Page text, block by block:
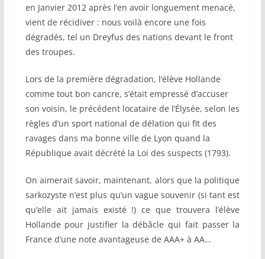
en Janvier 2012 après l’en avoir longuement menacé,
vient de récidiver : nous voilà encore une fois
dégradés, tel un Dreyfus des nations devant le front
des troupes.
Lors de la première dégradation, l’élève Hollande
comme tout bon cancre, s’était empressé d’accuser
son voisin, le précédent locataire de l’Élysée, selon les
règles d’un sport national de délation qui fit des
ravages dans ma bonne ville de Lyon quand la
République avait décrété la Loi des suspects (1793).
On aimerait savoir, maintenant, alors que la politique
sarkozyste n’est plus qu’un vague souvenir (si tant est
qu’elle ait jamais existé !) ce que trouvera l’élève
Hollande pour justifier la débâcle qui fait passer la
France d’une note avantageuse de AAA+ à AA…